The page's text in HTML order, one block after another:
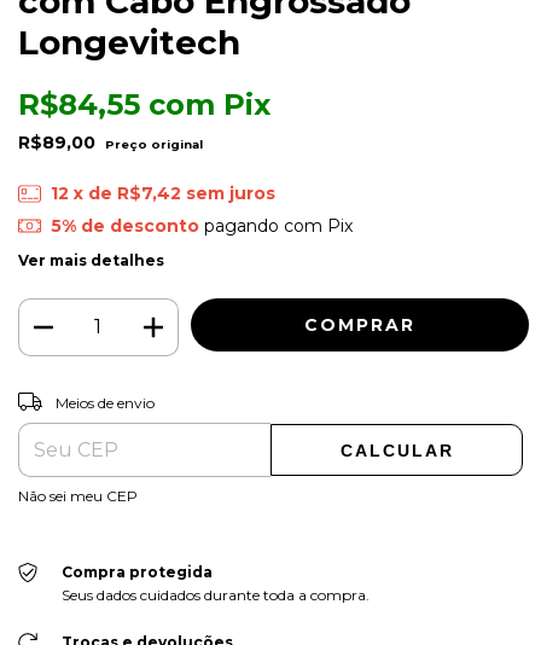
Longevitech
R$89,00
R$84,55 com Pix
12 x de R$7,42 sem juros
5% de descontopagando com Pix
Ver mais detalhes
Entregas para o CEP:
Meios de envio
CALCULAR
Não sei meu CEP
Compra protegida
Seus dados cuidados durante toda a compra.